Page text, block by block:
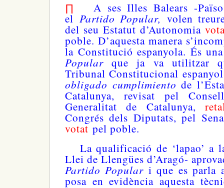
∏A ses Illes Balears -
elPartido Popular,volen
del seu Estatut d’Autonomia
poble. D’aquesta manera
la Constitució espanyola. És
Popularque ja va utilitzar
Tribunal Constitucional
obligado cumplimiento de
Catalunya, revisat pel
Generalitat de Catalunya,
Congrés dels Diputats, pel
votat pel poble.
La qualificació de ‘lapao’ a
Llei de Llengües d’Aragó-
Partido Popular i que es parla
posa en evidència aquesta